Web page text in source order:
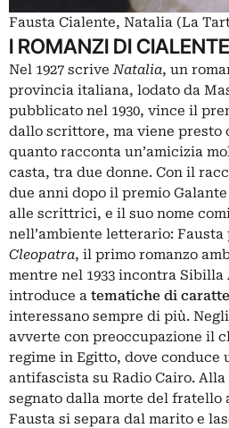
Fausta Cialente, Natalia (La
I ROMANZI DI CIALENTE
Nel 1927 scriveNatalia, un
provincia italiana, lodato da
pubblicato nel 1930, vince il
dallo scrittore, ma viene presto
quanto racconta un’amicizia
casta, tra due donne. Con il
due anni dopo il premio
alle scrittrici, e il suo nome
nell’ambiente letterario:
Cleopatra, il primo romanzo
mentre nel 1933 incontra Sibilla
introduce a tematiche di
interessano sempre di più.
avverte con preoccupazione il
regime in Egitto, dove conduce
antifascista su Radio Cairo.
segnato dalla morte del fratello
Fausta si separa dal marito e